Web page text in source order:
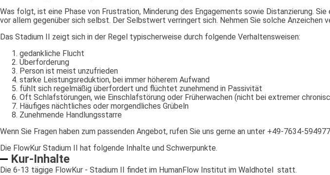
Was folgt, ist eine Phase von Frustration, Minderung des Engagements sowie Distanzierung.
vor allem gegenüber sich selbst. Der Selbstwert verringert sich. Nehmen Sie solche Anzeichen
Das Stadium II zeigt sich in der Regel typischerweise durch folgende Verhaltensweisen:
gedankliche Flucht
Überforderung
Person ist meist unzufrieden
starke Leistungsreduktion, bei immer höherem Aufwand
fühlt sich regelmäßig überfordert und flüchtet zunehmend in Passivität
Oft Schlafstörungen, wie Einschlafstörung oder Früherwachen (nicht bei extremer
Häufiges nächtliches oder morgendliches Grübeln
Zunehmende Handlungsstarre
Wenn Sie Fragen haben zum passenden Angebot, rufen Sie uns gerne an unter +49-7634-
Die FlowKur Stadium II hat folgende Inhalte und Schwerpunkte.
Kur-Inhalte
Die 6-13 tägige FlowKur - Stadium II findet im HumanFlow Institut im Waldhotel statt.